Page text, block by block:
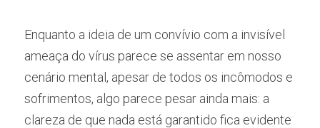
Enquanto a ideia de um convívio com a invisível
ameaça do vírus parece se assentar em nosso
cenário mental, apesar de todos os incômodos e
sofrimentos, algo parece pesar ainda mais: a
clareza de que nada está garantido fica evidente